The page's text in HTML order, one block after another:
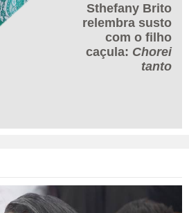
Sthefany Brito
relembra susto
com o filho
caçula: Chorei
tanto